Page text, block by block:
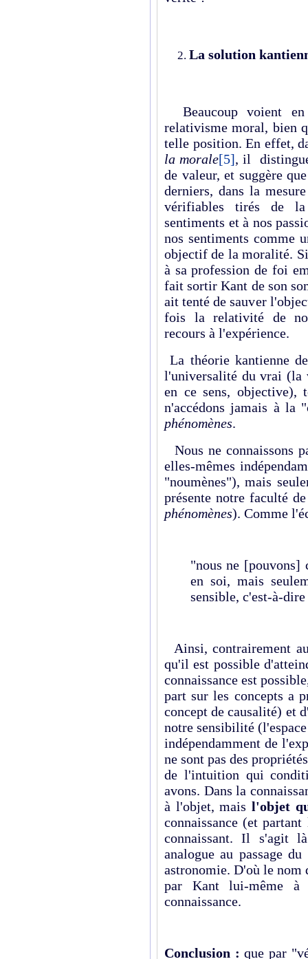
La solution
Beaucoup voient
relativisme moral, bien
telle position. En effet,
la morale[5], il
de valeur, et suggère
derniers, dans la
vérifiables tirés de
sentiments et à nos
nos sentiments comme
objectif de la moralité.
à sa profession de foi
fait sortir Kant de son
ait tenté de sauver
fois la relativité de
recours à l'expérience.
La théorie kantienne
l'universalité du vrai (la
en ce sens, objective),
n'accédons jamais à la
phénomènes.
Nous ne connaissons
elles-mêmes
"noumènes"), mais
présente notre faculté
phénomènes). Comme
"nous ne [pouvons]
en soi, mais
sensible, c'est-à-
Ainsi, contrairement
qu'il est possible
connaissance est
part sur les concepts a
concept de causalité) et
notre sensibilité
indépendamment de
ne sont pas des
de l'intuition qui
avons. Dans la
à l'objet, maisl'objet
connaissance (et
connaissant. Il s'agit
analogue au passage
astronomie. D'où le nom
par Kant lui-même à
connaissance.
Conclusion :que par